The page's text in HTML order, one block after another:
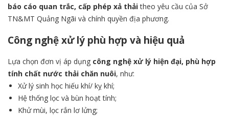
báo cáo quan trắc, cấp phép xả thảitheo yêu cầu của Sở
TN&MT Quảng Ngãi và chính quyền địa phương.
Công nghệ xử lý phù hợp và hiệu quả
Lựa chọn đơn vị áp dụng công nghệ xử lý hiện đại, phù hợp
tính chất nước thải chăn nuôi, như:
Xử lý sinh học hiếu khí/ kỵ khí;
Hệ thống lọc và bùn hoạt tính;
Khử mùi, lọc rắn lơ lửng;